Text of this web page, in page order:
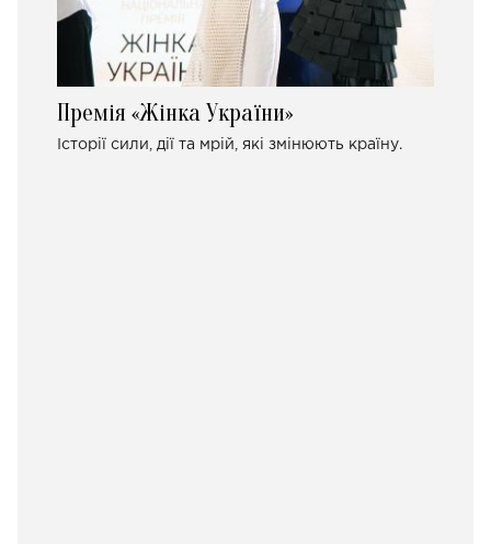
Премія «Жінка України»
Історії сили, дії та мрій, які змінюють країну.